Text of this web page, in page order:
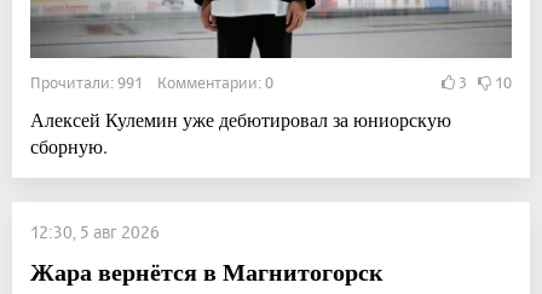
Прочитали: 991 Комментарии: 0 3 10
Алексей Кулемин уже дебютировал за юниорскую
сборную.
12:30, 5 авг 2026
Жара вернётся в Магнитогорск